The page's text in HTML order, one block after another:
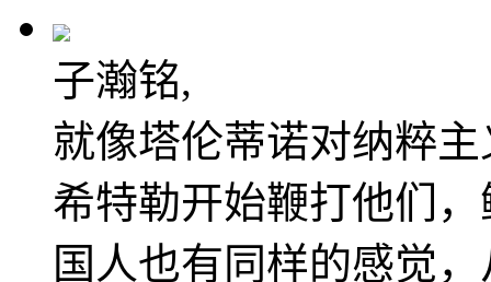
子瀚铭,
就像塔伦蒂诺对纳粹
希特勒开始鞭打他们
国人也有同样的感觉